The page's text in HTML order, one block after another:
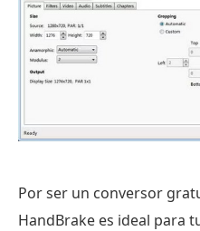
Por ser un conversor
HandBrake es ideal para